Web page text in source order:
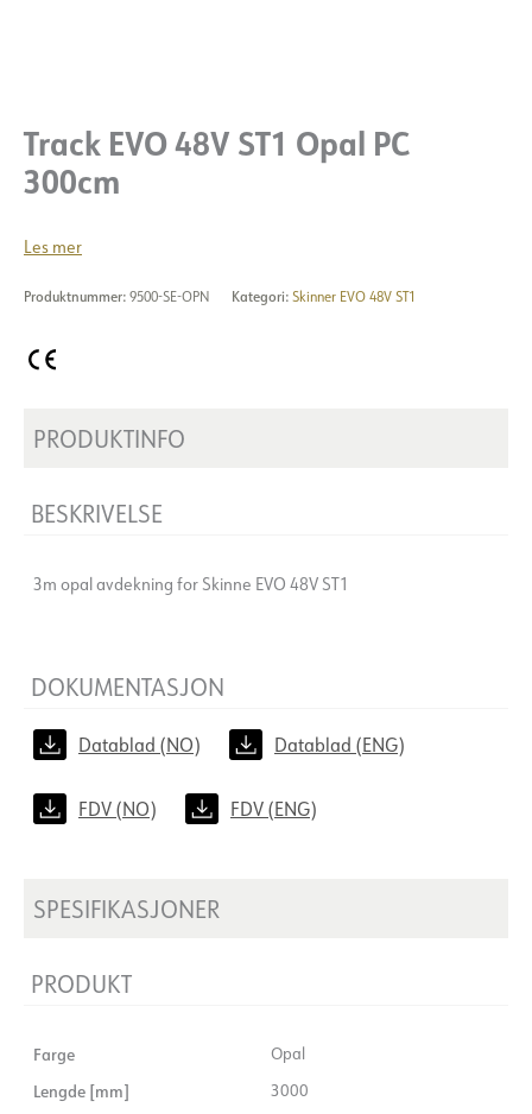
Track EVO 48V ST1 Opal PC
300cm
Les mer
Produktnummer: 9500-SE-OPN Kategori: Skinner EVO 48V ST1
PRODUKTINFO
BESKRIVELSE
3m opal avdekning for Skinne EVO 48V ST1
DOKUMENTASJON
Datablad (NO) Datablad (ENG)
FDV (NO) FDV (ENG)
SPESIFIKASJONER
PRODUKT
Farge Opal
Lengde [mm] 3000